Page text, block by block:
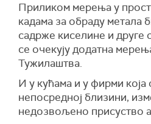
Приликом мерења у
кадама за обраду метала
садрже киселине и друге
се очекују додатна
Тужилаштва.
И у кућама и у фирми која
непосредној близини,
недозвољено присуство